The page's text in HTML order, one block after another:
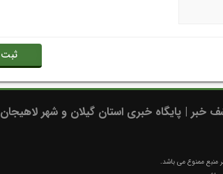
خبر | پایگاه خبری استان گیلان و شهر لاهیجان
منبع ممنوع می باشد.